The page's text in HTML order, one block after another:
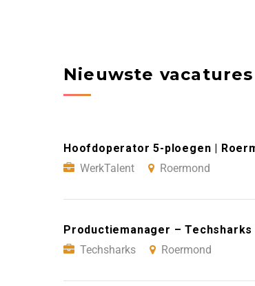
Nieuwste vacatures
Hoofdoperator 5-ploegen |
WerkTalent
Roermond
Productiemanager – Techsharks
Techsharks
Roermond